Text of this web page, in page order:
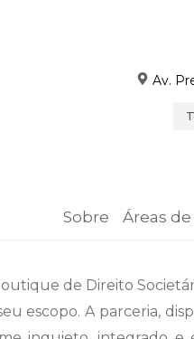
Av.
Sobre Áreas
de Direito
escopo. A parceria,